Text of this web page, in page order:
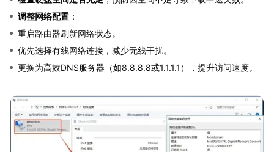
调整网络配置 ：
重启路由器刷新网络状态。
优先选择有线网络连接，减少无线干扰。
更换为高效DNS服务器（如8.8.8.8或1.1.1.1），提升访问速度。